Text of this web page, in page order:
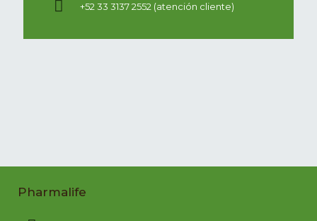
+52 33 3137 2552 (atención cliente)
Pharmalife